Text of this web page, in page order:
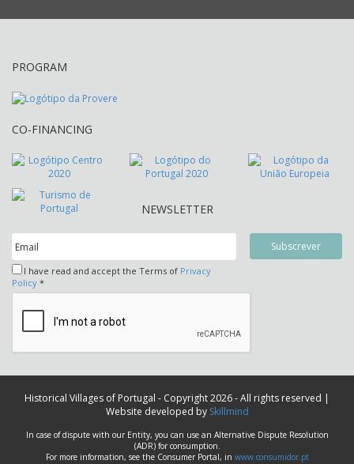
PROGRAM
CO-FINANCING
NEWSLETTER
I have read and accept the Terms of Privacy
Policy *
Historical Villages of Portugal - Copyright 2026 - All rights reserved |
Website developed by Skillmind
In case of dispute with our Entity, you can use an Alternative Dispute Resolution
(ADR) for consumption.
For more information, see the Consumer Portal, in www.consumidor.pt